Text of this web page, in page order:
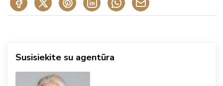
Susisiekite su agentūra